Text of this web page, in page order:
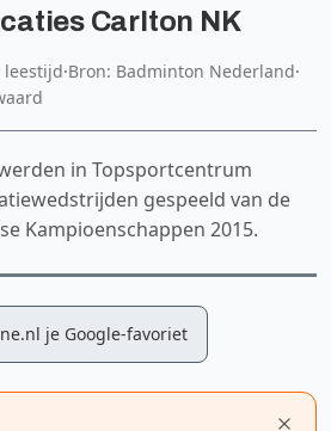
Carlton NK
leestijd·Bron: Badminton Nederland·
in Topsportcentrum
gespeeld van de
Kampioenschappen 2015.
je Google-favoriet